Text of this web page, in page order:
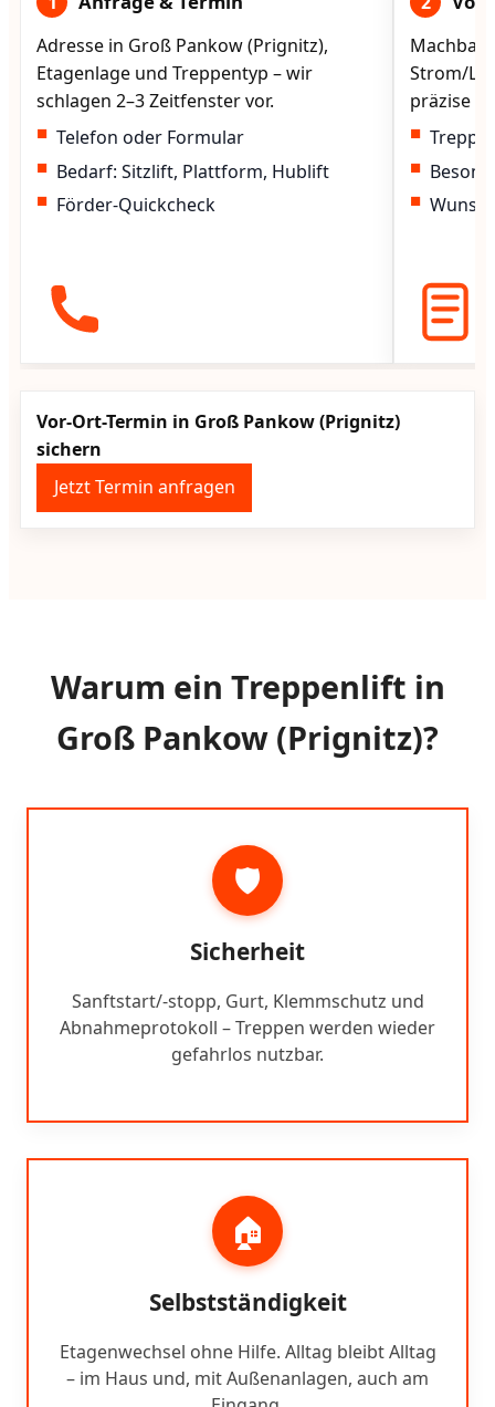
Adresse in Groß Pankow (Prignitz),
Etagenlage und Treppentyp – wir
schlagen 2–3 Zeitfenster vor.
Telefon oder Formular
Bedarf: Sitzlift, Plattform, Hublift
Förder-Quickcheck
Strom/
präzise
Vor-Ort-Termin in Groß Pankow (Prignitz)
sichern
Jetzt Termin anfragen
Warum ein Treppenlift in
Groß Pankow (Prignitz)?
🛡️
Sicherheit
Sanftstart/-stopp, Gurt, Klemmschutz und
Abnahmeprotokoll – Treppen werden wieder
gefahrlos nutzbar.
🏠
Selbstständigkeit
Etagenwechsel ohne Hilfe. Alltag bleibt Alltag
– im Haus und, mit Außenanlagen, auch am